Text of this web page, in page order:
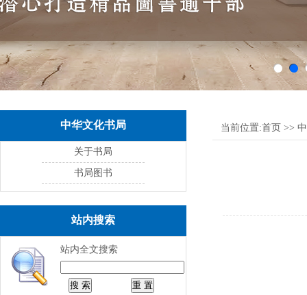
中华文化书局
关于书局
书局图书
站内搜索
站内全文搜索
当前位置:首页 >>